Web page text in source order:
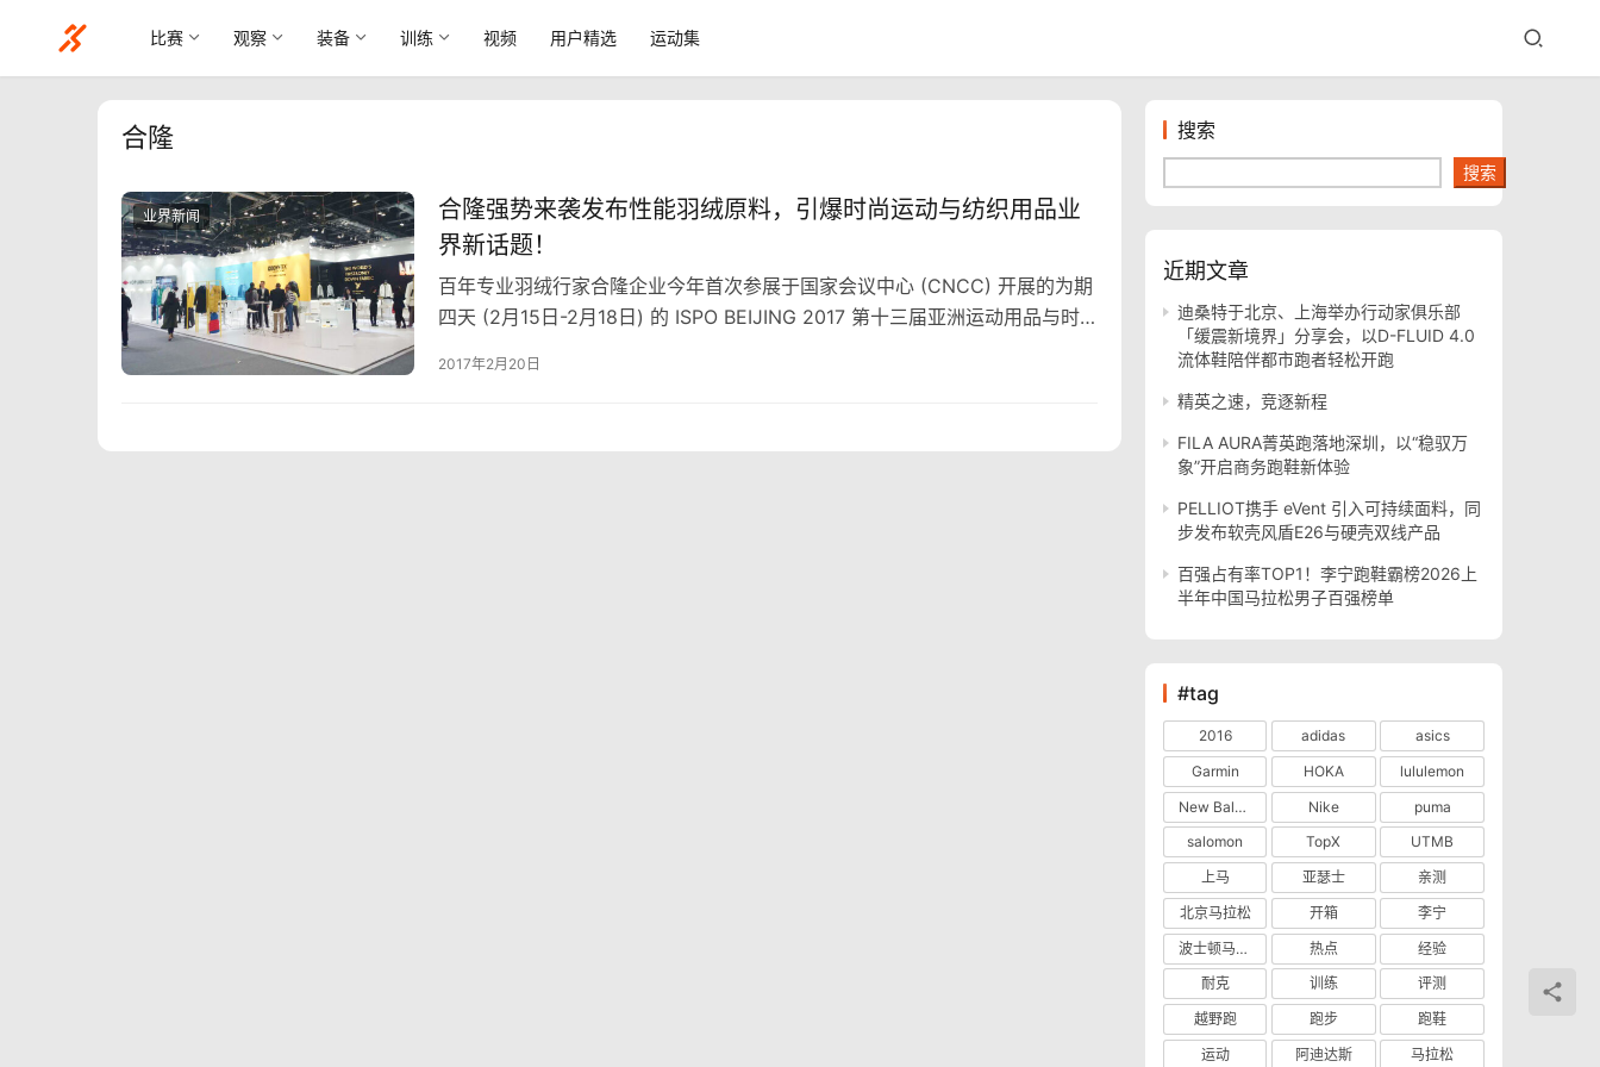
比赛 观察 装备 训练 视频 用户精选 运动集
合隆
业界新闻
合隆强势来袭发布性能羽绒原料，引爆时尚运动与纺织用品业
界新话题！
百年专业羽绒行家合隆企业今年首次参展于国家会议中心 (CNCC) 开展的为期
四天 (2月15日-2月18日) 的 ISPO BEIJING 2017 第十三届亚洲运动用品与时
2017年2月20日
搜索
搜索
近期文章
迪桑特于北京、上海举办行动家俱乐部
「缓震新境界」分享会，以D-FLUID 4.0
流体鞋陪伴都市跑者轻松开跑
精英之速，竞逐新程
FILA AURA菁英跑落地深圳，以“稳驭万
象”开启商务跑鞋新体验
PELLIOT携手 eVent 引入可持续面料，同
步发布软壳风盾E26与硬壳双线产品
百强占有率TOP1！李宁跑鞋霸榜2026上
半年中国马拉松男子百强榜单
#tag
2016 adidas
asics
Garmin
HOKA
lululemon
New Balance
Nike
puma
salomon
TopX
UTMB
上马
亚瑟士
亲测
北京马拉松
开箱
李宁
波士顿马拉松
热点
经验
耐克
训练
评测
越野跑
跑步
跑鞋
运动
阿迪达斯 马拉松